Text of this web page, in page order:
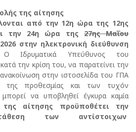
της αίτησης
από την 12η ώρα της 12ης
την 24η ώρα της 27ης Μαΐου
στην ηλεκτρονική διεύθυνση
Ο Ιδρυματικά Υπεύθυνος του
την κρίση του, να παρατείνει την
στην ιστοσελίδα του ΓΠΑ
προθεσμίας και των τυχόν
να υποβληθεί έγκυρα καμία
αίτησης προϋποθέτει την
των αντίστοιχων